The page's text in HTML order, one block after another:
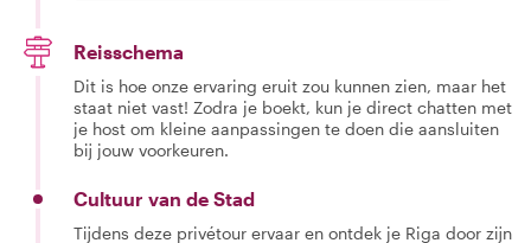
Reisschema
Dit is hoe onze ervaring eruit zou kunnen zien, maar het
staat niet vast! Zodra je boekt, kun je direct chatten met
je host om kleine aanpassingen te doen die aansluiten
bij jouw voorkeuren.
Cultuur van de Stad
Tijdens deze privétour ervaar en ontdek je Riga door zijn